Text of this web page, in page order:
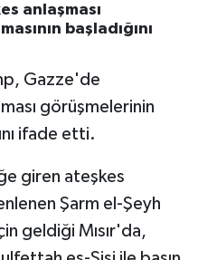
anlaşması
başladığını
Gazze'de
görüşmelerinin
ifade etti.
giren ateşkes
Şarm el-Şeyh
geldiği Mısır'da,